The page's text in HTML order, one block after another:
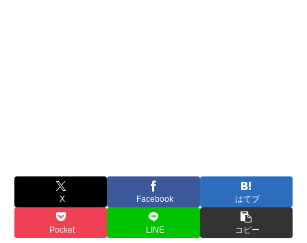
X Facebook はてブ
Pocket LINE コピー